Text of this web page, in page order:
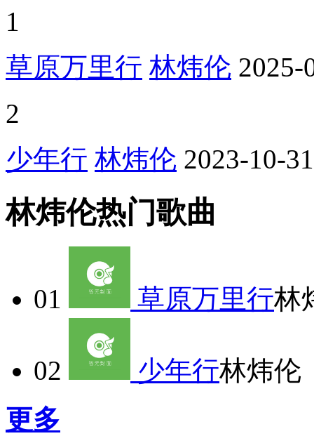
1
草原万里行 林炜伦 2025-
2
少年行 林炜伦 2023-10-31
林炜伦热门歌曲
01 草原万里行林
02 少年行林炜伦
更多